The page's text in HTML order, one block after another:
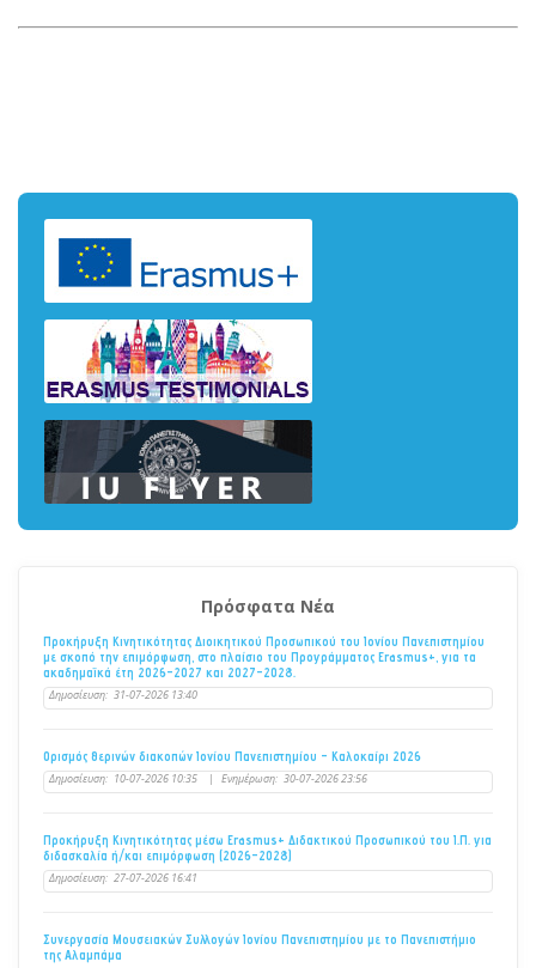
Πρόσφατα Νέα
Προκήρυξη Κινητικότητας Διοικητικού Προσωπικού του Ιονίου Πανεπιστημίου
με σκοπό την επιμόρφωση, στο πλαίσιο του Προγράμματος Erasmus+, για τα
ακαδημαϊκά έτη 2026–2027 και 2027–2028.
Δημοσίευση: 31-07-2026 13:40
Ορισμός θερινών διακοπών Ιονίου Πανεπιστημίου - Καλοκαίρι 2026
Δημοσίευση: 10-07-2026 10:35 | Ενημέρωση: 30-07-2026 23:56
Προκήρυξη Κινητικότητας μέσω Erasmus+ Διδακτικού Προσωπικού του Ι.Π. για
διδασκαλία ή/και επιμόρφωση (2026-2028)
Δημοσίευση: 27-07-2026 16:41
Συνεργασία Μουσειακών Συλλογών Ιονίου Πανεπιστημίου με το Πανεπιστήμιο
της Αλαμπάμα